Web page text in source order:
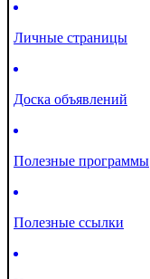
Личные страницы
Доска объявлений
Полезные программы
Полезные ссылки